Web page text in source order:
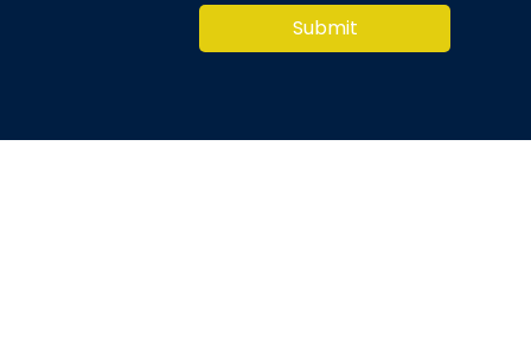
Submit